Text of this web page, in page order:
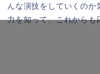
んな演技をしていくの
力を知って、これからも